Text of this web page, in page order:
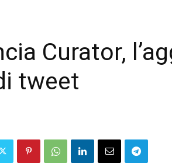
Curator,
tweet